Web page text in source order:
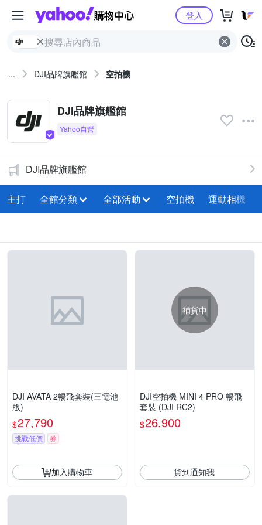
Yahoo購物中心
登入
... DJI品牌旗艦館 空拍機
DJI品牌旗艦館
DJI品牌旗艦館
主打 全館分類 全部活動 空拍機 運動相機
DJI AVATA 2暢飛套裝(三電池
版)
$27,790
挑戰低價 券
加入購物車
補貨中
DJI空拍機 MINI 4 PRO 暢飛
套裝 (DJI RC2)
$26,900
貨到通知我